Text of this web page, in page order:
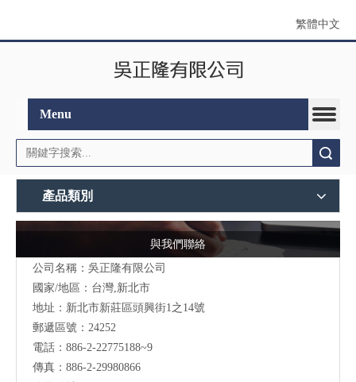
繁體中文
Menu
產品類別
與我們聯絡
公司名稱：吳正隆有限公司
國家/地區：台灣,新北市
地址：新北市新莊區頭興街1之14號
郵遞區號：24252
電話：886-2-22775188~9
傳真：886-2-29980866